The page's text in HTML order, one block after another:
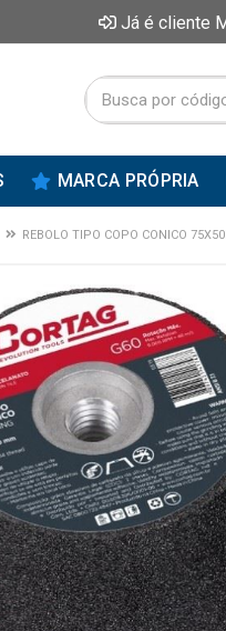
Já é cliente
MARCA PRÓPRIA
REBOLO TIPO COPO CONICO